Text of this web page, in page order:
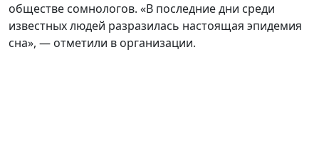
обществе сомнологов. «В последние дни среди
известных людей разразилась настоящая эпидемия
сна», — отметили в организации.